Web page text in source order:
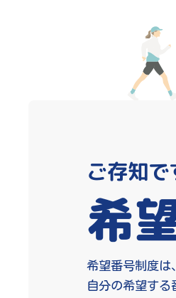
ご存知で
希
希望番号制度は
自分の希望する